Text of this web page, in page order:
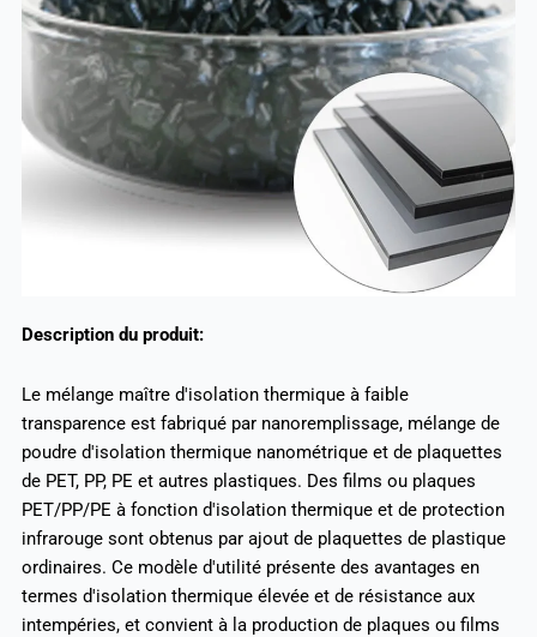
Description du produit:
Le mélange maître d'isolation thermique à faible
transparence est fabriqué par nanoremplissage, mélange de
poudre d'isolation thermique nanométrique et de plaquettes
de PET, PP, PE et autres plastiques. Des films ou plaques
PET/PP/PE à fonction d'isolation thermique et de protection
infrarouge sont obtenus par ajout de plaquettes de plastique
ordinaires. Ce modèle d'utilité présente des avantages en
termes d'isolation thermique élevée et de résistance aux
intempéries, et convient à la production de plaques ou films